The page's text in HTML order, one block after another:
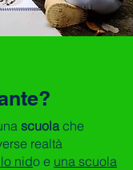
scuolache
realtà
nido e una scuola